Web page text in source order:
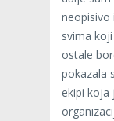
neopisivo
svima
ostale
pokazala
ekipi koja